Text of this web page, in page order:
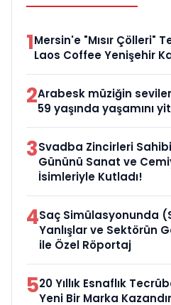
1Mersin'e "Mısır Çölleri"
Laos Coffee Yenişehir
2Arabesk müziğin
59 yaşında yaşamını
3Svadba Zincirleri
Gününü Sanat ve
İsimleriyle Kutladı!
4Saç Simülasyonunda
Yanlışlar ve Sektörün
ile Özel Röportaj
520 Yıllık Esnaflık
Yeni Bir Marka